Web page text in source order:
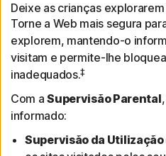
Deixe as crianças
Torne a Web mais segura
explorem, mantendo-o
visitam e permite-lhe
inadequados.‡
Com aSupervisão Parental
informado:
Supervisão da Utilização